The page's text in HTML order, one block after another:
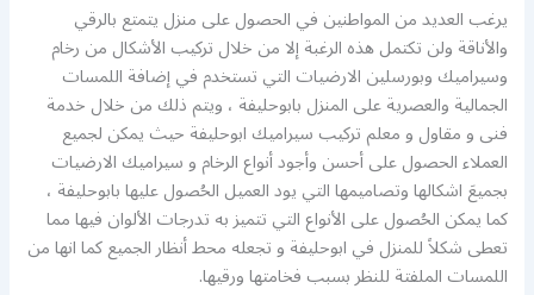
يرغب العديد من المواطنين في الحصول على منزل يتمتع بالرقي
والأناقة ولن تكتمل هذه الرغبة إلا من خلال تركيب الأشكال من رخام
وسيراميك وبورسلين الارضيات التي تستخدم في إضافة اللمسات
الجمالية والعصرية على المنزل بابوحليفة ، ويتم ذلك من خلال خدمة
فنى و مقاول و معلم تركيب سيراميك ابوحليفة حيث يمكن لجميع
العملاء الحصول على أحسن وأجود أنواع الرخام و سيراميك الارضيات
بجميعَ اشكالها وتصاميمها التي يود العميل الحُصول عليها بابوحليفة ،
كما يمكن الحُصول على الأنواع التي تتميز به تدرجات الألوان فيها مما
تعطى شكلاً للمنزل في ابوحليفة و تجعله محط أنظار الجميع كما انها من
اللمسات الملفتة للنظر بسبب فخامتها ورقيها.